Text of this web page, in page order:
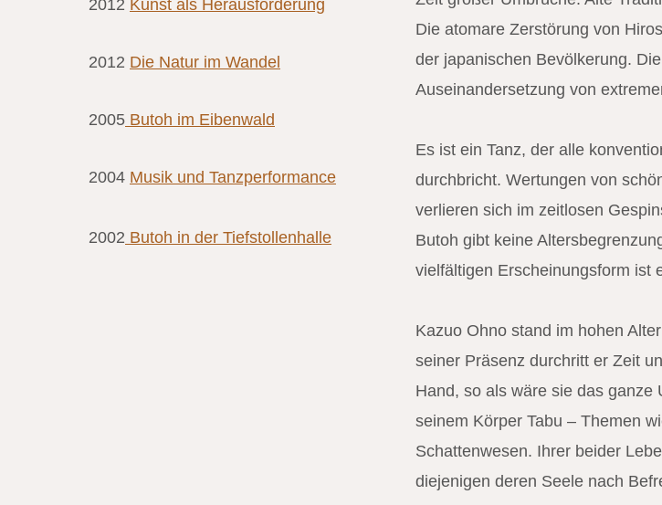
2012 Kunst als Herausforderung
2012 Die Natur im Wandel
2005 Butoh im Eibenwald
2004 Musik und Tanzperformance
2002 Butoh in der Tiefstollenhalle
Die atomare Zerstörung von
der japanischen Bevölkerung.
Auseinandersetzung von
Es ist ein Tanz, der alle
durchbricht. Wertungen von
verlieren sich im zeitlosen
Butoh gibt keine
vielfältigen Erscheinungsform ist
Kazuo Ohno stand im hohen
seiner Präsenz durchritt er Zeit
Hand, so als wäre sie das ganze
seinem Körper Tabu – Themen
Schattenwesen. Ihrer beider
diejenigen deren Seele nach